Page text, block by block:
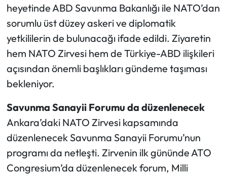
heyetinde ABD Savunma Bakanlığı ile NATO’dan
sorumlu üst düzey askeri ve diplomatik
yetkililerin de bulunacağı ifade edildi. Ziyaretin
hem NATO Zirvesi hem de Türkiye-ABD ilişkileri
açısından önemli başlıkları gündeme taşıması
bekleniyor.
Savunma Sanayii Forumu da düzenlenecek
Ankara’daki NATO Zirvesi kapsamında
düzenlenecek Savunma Sanayii Forumu’nun
programı da netleşti. Zirvenin ilk gününde ATO
Congresium’da düzenlenecek forum, Milli